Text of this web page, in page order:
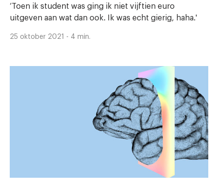
‘Toen ik student was ging ik niet vijftien euro
uitgeven aan wat dan ook. Ik was echt gierig, haha.'
25 oktober 2021 - 4 min.